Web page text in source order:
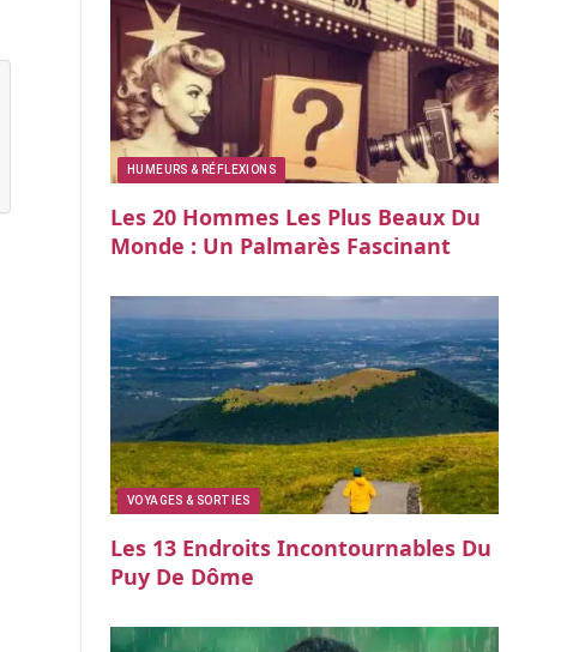
HUMEURS & RÉFLEXIONS
Les 20 Hommes Les Plus Beaux Du
Monde : Un Palmarès Fascinant
VOYAGES & SORTIES
Les 13 Endroits Incontournables Du
Puy De Dôme